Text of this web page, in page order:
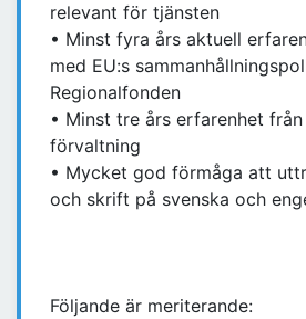
relevant för tjänsten
• Minst fyra års aktuell
med EU:s
Regionalfonden
• Minst tre års erfarenhet
förvaltning
• Mycket god förmåga att
och skrift på svenska och
Följande är meriterande: